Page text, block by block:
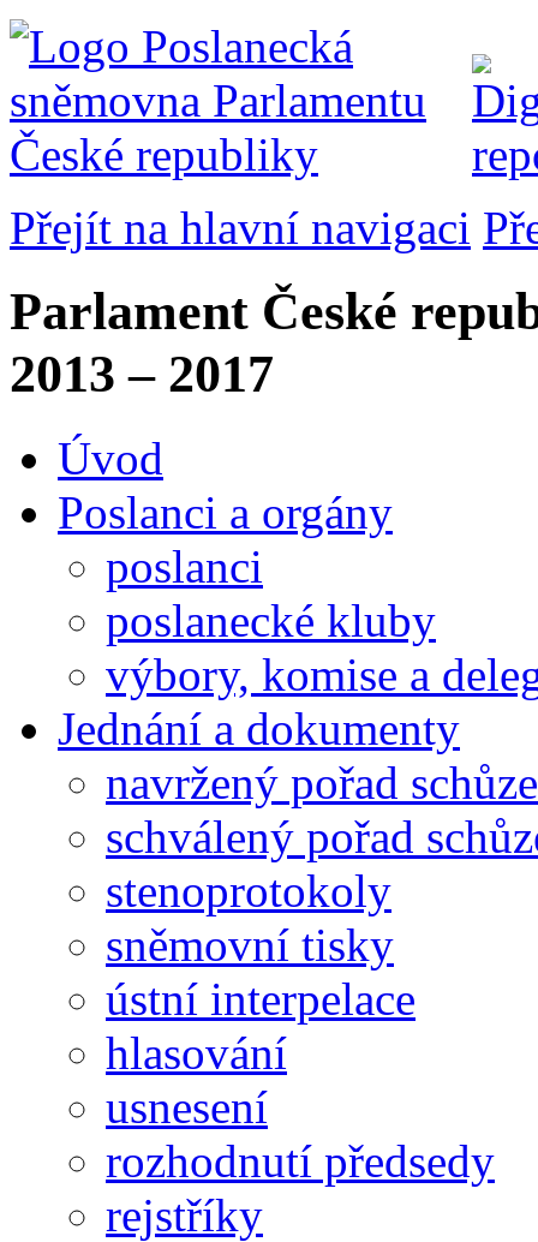
Přejít na hlavní navigaci
Parlament České
2013 – 2017
Úvod
Poslanci a orgány
poslanci
poslanecké kluby
výbory, komise a
Jednání a dokumenty
navržený pořad schůze
schválený pořad
stenoprotokoly
sněmovní tisky
ústní interpelace
hlasování
usnesení
rozhodnutí předsedy
rejstříky